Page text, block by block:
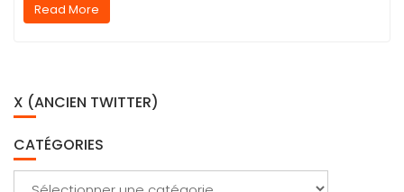
Read More
X (ANCIEN TWITTER)
CATÉGORIES